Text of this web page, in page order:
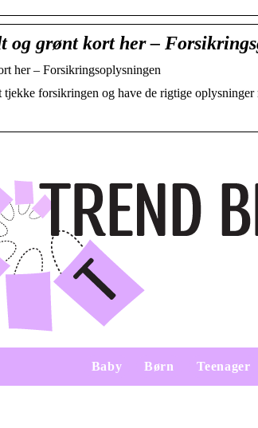
og grønt kort her –
her – Forsikringsoplysningen
tjekke forsikringen og have de rigtige
Baby Børn Teenager